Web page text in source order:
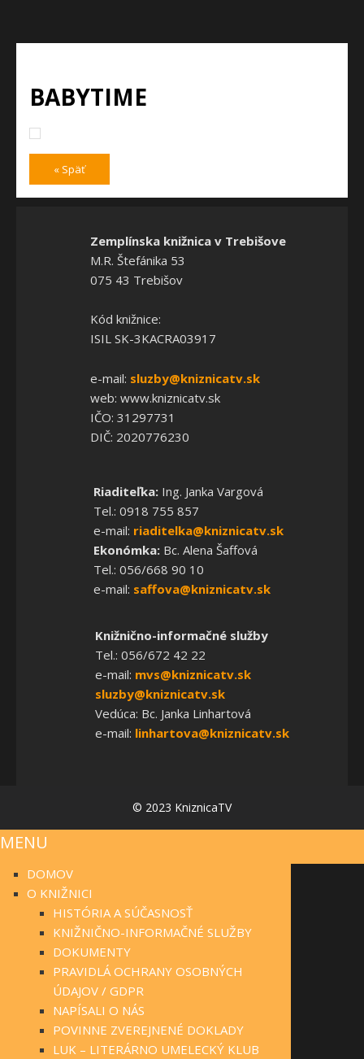
BABYTIME
« Späť
Zemplínska knižnica v Trebišove
M.R. Štefánika 53
075 43 Trebišov
Kód knižnice:
ISIL SK-3KACRA03917
e-mail: sluzby@kniznicatv.sk
web: www.kniznicatv.sk
IČO: 31297731
DIČ: 2020776230
Riaditeľka:Ing. Janka Vargová
Tel.: 0918 755 857
e-mail: riaditelka@kniznicatv.sk
Ekonómka:Bc. Alena Šaffová
Tel.: 056/668 90 10
e-mail: saffova@kniznicatv.sk
Knižnično-informačné služby
Tel.: 056/672 42 22
e-mail: mvs@kniznicatv.sk
sluzby@kniznicatv.sk
Vedúca: Bc. Janka Linhartová
e-mail: linhartova@kniznicatv.sk
© 2023 KniznicaTV
MENU
DOMOV
O KNIŽNICI
HISTÓRIA A SÚČASNOSŤ
KNIŽNIČNO-INFORMAČNÉ SLUŽBY
DOKUMENTY
PRAVIDLÁ OCHRANY OSOBNÝCH
ÚDAJOV / GDPR
NAPÍSALI O NÁS
POVINNE ZVEREJNENÉ DOKLADY
LUK – LITERÁRNO UMELECKÝ KLUB